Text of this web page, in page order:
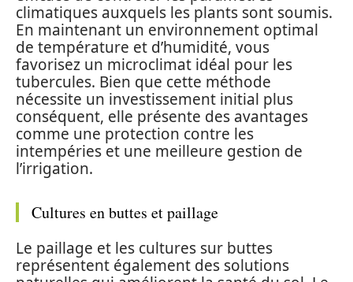
climatiques auxquels les plants sont soumis.
En maintenant un environnement optimal
de température et d’humidité, vous
favorisez un microclimat idéal pour les
tubercules. Bien que cette méthode
nécessite un investissement initial plus
conséquent, elle présente des avantages
comme une protection contre les
intempéries et une meilleure gestion de
l’irrigation.
Cultures en buttes et paillage
Le paillage et les cultures sur buttes
représentent également des solutions